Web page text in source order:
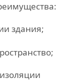
здания;